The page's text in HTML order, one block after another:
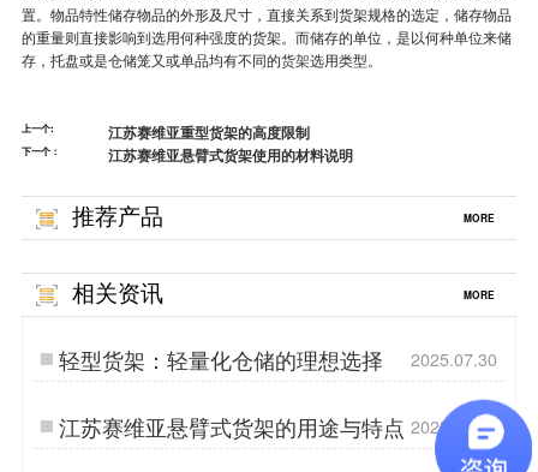
置。物品特性储存物品的外形及尺寸，直接关系到货架规格的选定，储存物品
的重量则直接影响到选用何种强度的货架。而储存的单位，是以何种单位来储
存，托盘或是仓储笼又或单品均有不同的货架选用类型。
上一个: 江苏赛维亚重型货架的高度限制
下一个： 江苏赛维亚悬臂式货架使用的材料说明
推荐产品 MORE
相关资讯 MORE
轻型货架：轻量化仓储的理想选择 2025.07.30
江苏赛维亚悬臂式货架的用途与特点 2025.07.19